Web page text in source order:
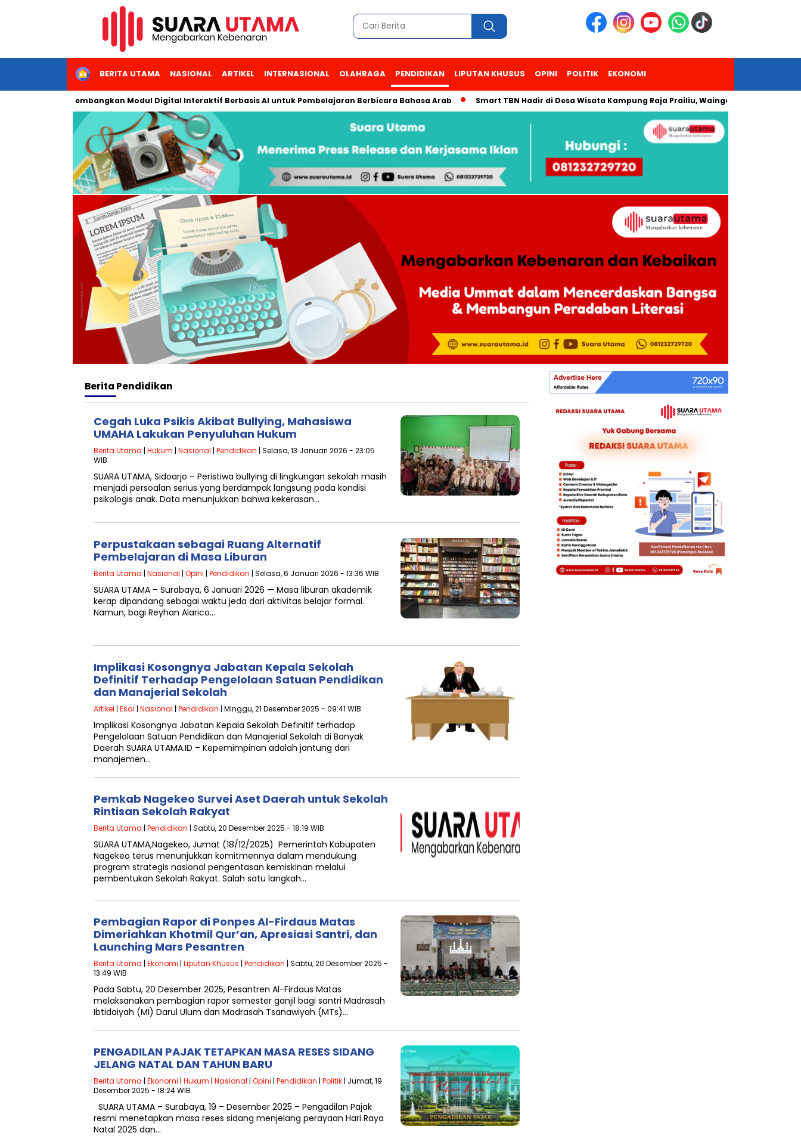
HOMEBERITA UTAMA NASIONAL ARTIKEL INTERNASIONAL OLAHRAGA PENDIDIKAN LIPUTAN KHUSUS OPINI POLITIK EKONOMI
Jakarta Kembangkan Modul Digital Interaktif Berbasis AI untuk Pembelajaran Berbicara Bahasa Arab Smart TBN Hadir di Desa Wisata Kampung Raja Prailiu, Waingapu!
Berita Pendidikan
Cegah Luka Psikis Akibat Bullying, Mahasiswa
UMAHA Lakukan Penyuluhan Hukum
Berita Utama | Hukum | Nasional | Pendidikan | Selasa, 13 Januari 2026 - 23:05
WIB
SUARA UTAMA, Sidoarjo – Peristiwa bullying di lingkungan sekolah masih
menjadi persoalan serius yang berdampak langsung pada kondisi
psikologis anak. Data menunjukkan bahwa kekerasan…
Perpustakaan sebagai Ruang Alternatif
Pembelajaran di Masa Liburan
Berita Utama | Nasional | Opini | Pendidikan | Selasa, 6 Januari 2026 - 13:36 WIB
SUARA UTAMA – Surabaya, 6 Januari 2026 — Masa liburan akademik
kerap dipandang sebagai waktu jeda dari aktivitas belajar formal.
Namun, bagi Reyhan Alarico…
Implikasi Kosongnya Jabatan Kepala Sekolah
Definitif Terhadap Pengelolaan Satuan Pendidikan
dan Manajerial Sekolah
Artikel | Esai | Nasional | Pendidikan | Minggu, 21 Desember 2025 - 09:41 WIB
Implikasi Kosongnya Jabatan Kepala Sekolah Definitif terhadap
Pengelolaan Satuan Pendidikan dan Manajerial Sekolah di Banyak
Daerah SUARA UTAMA.ID – Kepemimpinan adalah jantung dari
manajemen…
Pemkab Nagekeo Survei Aset Daerah untuk Sekolah
Rintisan Sekolah Rakyat
Berita Utama | Pendidikan | Sabtu, 20 Desember 2025 - 18:19 WIB
SUARA UTAMA,Nagekeo, Jumat (18/12/2025) Pemerintah Kabupaten
Nagekeo terus menunjukkan komitmennya dalam mendukung
program strategis nasional pengentasan kemiskinan melalui
pembentukan Sekolah Rakyat. Salah satu langkah…
Pembagian Rapor di Ponpes Al-Firdaus Matas
Dimeriahkan Khotmil Qur’an, Apresiasi Santri, dan
Launching Mars Pesantren
Berita Utama | Ekonomi | Liputan Khusus | Pendidikan | Sabtu, 20 Desember 2025 -
13:49 WIB
Pada Sabtu, 20 Desember 2025, Pesantren Al-Firdaus Matas
melaksanakan pembagian rapor semester ganjil bagi santri Madrasah
Ibtidaiyah (MI) Darul Ulum dan Madrasah Tsanawiyah (MTs)…
PENGADILAN PAJAK TETAPKAN MASA RESES SIDANG
JELANG NATAL DAN TAHUN BARU
Berita Utama | Ekonomi | Hukum | Nasional | Opini | Pendidikan | Politik | Jumat, 19
Desember 2025 - 18:24 WIB
SUARA UTAMA – Surabaya, 19 – Desember 2025 – Pengadilan Pajak
resmi menetapkan masa reses sidang menjelang perayaan Hari Raya
Natal 2025 dan…